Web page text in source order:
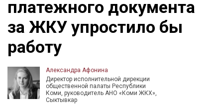
Спорт
Культура
Lifestyle
Мурзилка
платежного документа
за ЖКУ упростило бы
работу
Александра Афонина
Директор исполнительной дирекции
общественной палаты Республики
Коми, руководитель АНО «Коми ЖКХ»,
Сыктывкар